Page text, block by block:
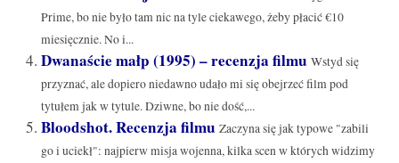
Prime, bo nie było tam nic na tyle ciekawego, żeby płacić €10
miesięcznie. No i...
Dwanaście małp (1995) – recenzja filmu Wstyd się
przyznać, ale dopiero niedawno udało mi się obejrzeć film pod
tytułem jak w tytule. Dziwne, bo nie dość,...
Bloodshot. Recenzja filmu Zaczyna się jak typowe "zabili
go i uciekł": najpierw misja wojenna, kilka scen w których widzimy